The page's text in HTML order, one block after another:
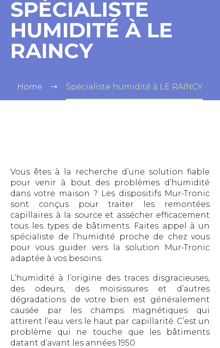
SPÉCIALISTE
HUMIDITÉ À LE
RAINCY
Home Spécialiste humidité à LE RAINCY
Vous êtes à la recherche d’une solution fiable
pour venir à bout des problèmes d’humidité
dans votre maison ? Les dispositifs Mur-Tronic
sont conçus pour traiter les remontées
capillaires à la source et assécher efficacement
tous les types de bâtiments. Faites appel à un
spécialiste de l’humidité proche de chez vous
pour vous guider vers la solution Mur-Tronic
adaptée à vos besoins.
L’humidité à l’origine des traces disgracieuses,
des odeurs, des moisissures et d’autres
dégradations de votre bien est généralement
causée par les champs magnétiques qui
attirent l’eau vers le haut par capillarité. C’est un
problème qui ne touche que les bâtiments
datant d’avant les années 1950.